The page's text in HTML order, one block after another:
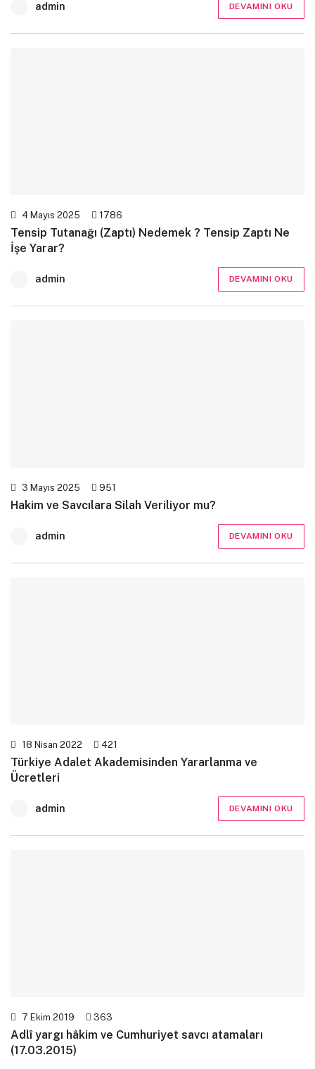
admin DEVAMINI OKU
4 Mayıs 2025 1786
Tensip Tutanağı (Zaptı) Nedemek ? Tensip Zaptı Ne
İşe Yarar?
admin DEVAMINI OKU
3 Mayıs 2025 951
Hakim ve Savcılara Silah Veriliyor mu?
admin DEVAMINI OKU
18 Nisan 2022 421
Türkiye Adalet Akademisinden Yararlanma ve
Ücretleri
admin DEVAMINI OKU
7 Ekim 2019 363
Adlî yargı hâkim ve Cumhuriyet savcı atamaları
(17.03.2015)